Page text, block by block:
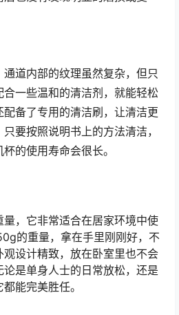
道内部的纹理虽然复杂，但只
一些温和的清洁剂，就能轻松
备了专用的清洁刷，让清洁更
要按照说明书上的方法清洁，
的使用寿命会很长。
，它非常适合在居家环境中使
的重量，拿在手里刚刚好，不
设计精致，放在卧室里也不会
是单身人士的日常放松，还是
能完美胜任。